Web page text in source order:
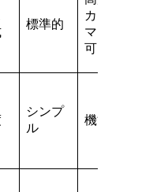
標準的
カスタ
マイズ
可
シンプ
ル
機能的